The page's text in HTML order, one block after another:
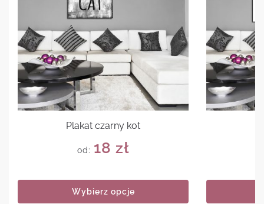
Plakat czarny kot
od: 18 zł
Wybierz opcje